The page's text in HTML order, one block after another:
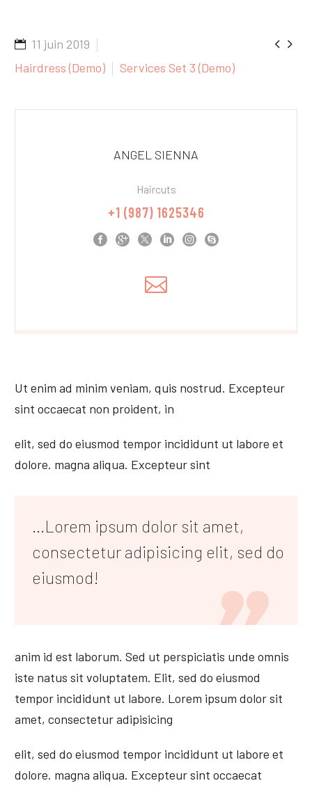
 
11 juin 2019
Hairdress (Demo)
Services Set 3 (Demo)
ANGEL SIENNA
Haircuts
+1 (987) 1625346
Ut enim ad minim veniam, quis nostrud. Excepteur
sint occaecat non proident, in
elit, sed do eiusmod tempor incididunt ut labore et
dolore. magna aliqua. Excepteur sint
...Lorem ipsum dolor sit amet,
consectetur adipisicing elit, sed do
eiusmod!
anim id est laborum. Sed ut perspiciatis unde omnis
iste natus sit voluptatem. Elit, sed do eiusmod
tempor incididunt ut labore. Lorem ipsum dolor sit
amet, consectetur adipisicing
elit, sed do eiusmod tempor incididunt ut labore et
dolore. magna aliqua. Excepteur sint occaecat